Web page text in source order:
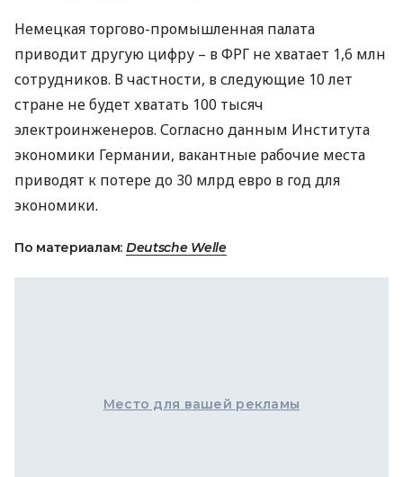
Немецкая торгово-промышленная палата
приводит другую цифру – вФРГ не хватает 1,6 млн
сотрудников. В частности, в следующие 10 лет
стране не будет хватать 100 тысяч
электроинженеров. Согласно данным Института
экономики Германии, вакантные рабочие места
приводят к потере до 30 млрд евро в год для
экономики.
По материалам: Deutsche Welle
Место для вашей рекламы